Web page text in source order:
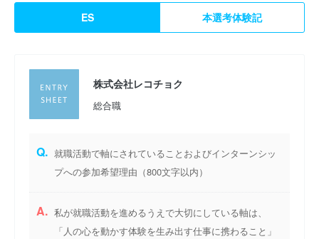
私たちはこの言葉をスローガンに掲げています。
ンの皆様、アーティストの皆様のために音楽を届け、音楽が持つ
付加価値を見つけ、最先端のIT技術を駆使したサービス創造に向
私たちは「音楽 × 〇〇 」で今までにないサービスを共に考え創
組み合わせる 〇〇 は無限大。人々の生活に+αの心くすぐるサー
ビスを一緒に創り上げましょう。
ES 本選考体験記
株式会社レコチョク
総合職
Q. 就職活動で軸にされていることおよびインターンシッ
プへの参加希望理由（800文字以内）
A. 私が就職活動を進めるうえで大切にしている軸は、
「人の心を動かす体験を生み出す仕事に携わること」